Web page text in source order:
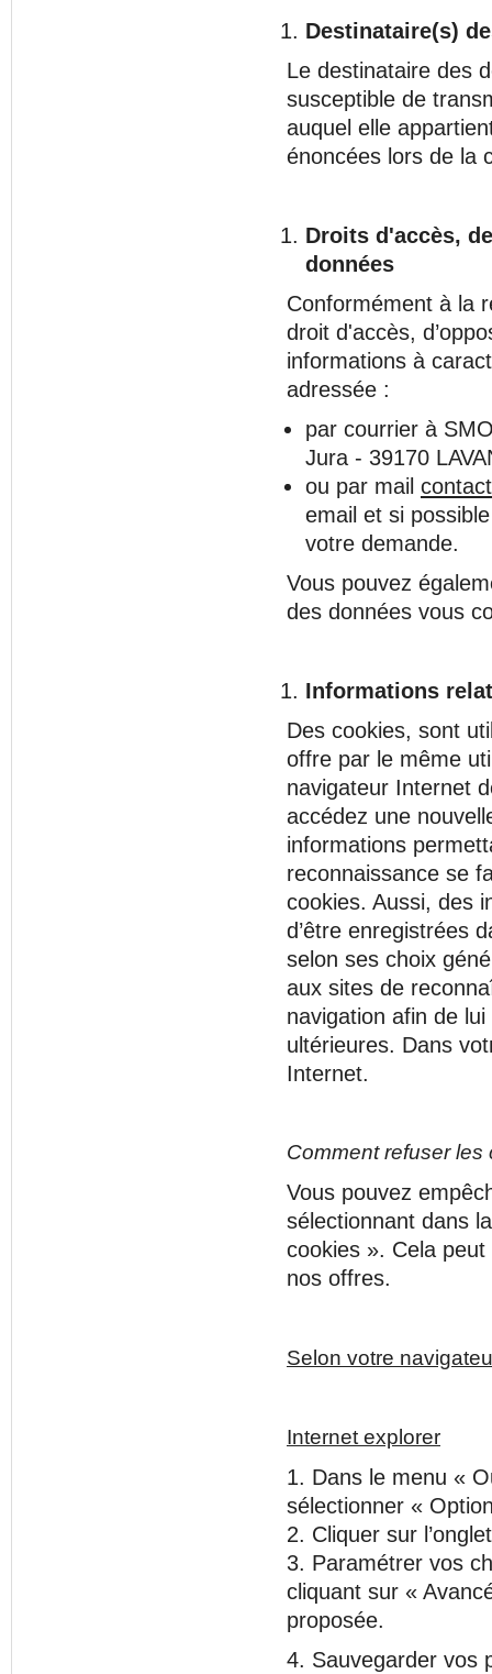
Destinataire(s)
Le destinataire des
susceptible de
auquel elle
énoncées lors de la
Droits d'accès,
données
Conformément à la
droit d'accès,
informations à
adressée :
par courrier à
Jura - 39170
ou par mail
email et si
votre demande.
Vous pouvez
des données vous
Informations
Des cookies, sont
offre par le même
navigateur Internet
accédez une
informations
reconnaissance se
cookies. Aussi, des
d’être enregistrées
selon ses choix
aux sites de
navigation afin de
ultérieures. Dans
Internet.
Comment refuser les
Vous pouvez
sélectionnant dans
cookies ». Cela
nos offres.
Selon votre
Internet explorer
1. Dans le menu «
sélectionner «
2. Cliquer sur
3. Paramétrer vos
cliquant sur «
proposée.
4. Sauvegarder vos